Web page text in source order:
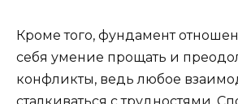
Кроме того, фундамент
себя умение прощать и
конфликты, ведь любое